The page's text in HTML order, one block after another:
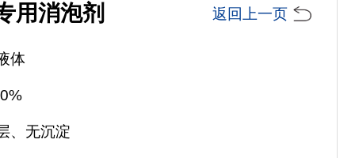
用消泡剂 返回上一页
体
、无沉淀